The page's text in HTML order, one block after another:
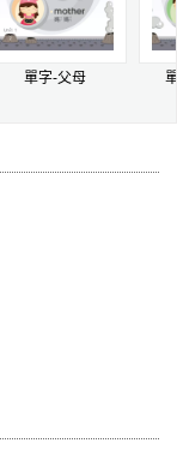
單字-父母